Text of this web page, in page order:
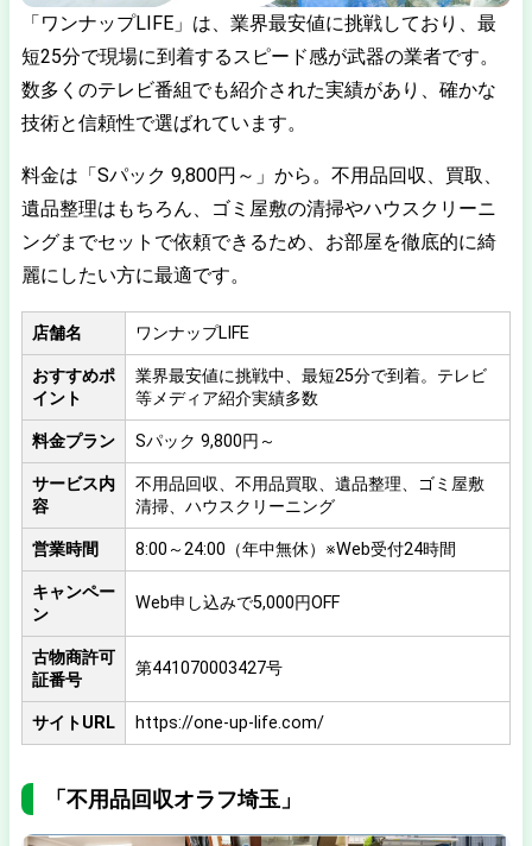
「ワンナップLIFE」は、業界最安値に挑戦しており、最
短25分で現場に到着するスピード感が武器の業者です。
数多くのテレビ番組でも紹介された実績があり、確かな
技術と信頼性で選ばれています。
料金は「Sパック 9,800円～」から。不用品回収、買取、
遺品整理はもちろん、ゴミ屋敷の清掃やハウスクリーニ
ングまでセットで依頼できるため、お部屋を徹底的に綺
麗にしたい方に最適です。
店舗名 ワンナップLIFE
おすすめポ
イント
業界最安値に挑戦中、最短25分で到着。テレビ
等メディア紹介実績多数
料金プラン Sパック 9,800円～
サービス内
容
不用品回収、不用品買取、遺品整理、ゴミ屋敷
清掃、ハウスクリーニング
営業時間 8:00～24:00（年中無休）※Web受付24時間
キャンペー
ン
Web申し込みで5,000円OFF
古物商許可
証番号
第441070003427号
サイトURL https://one-up-life.com/
「不用品回収オラフ埼玉」